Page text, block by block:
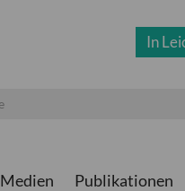
In
Medien Publikationen